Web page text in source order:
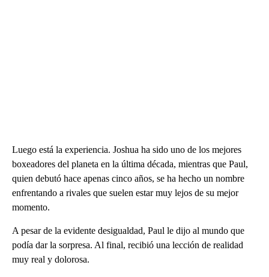
Luego está la experiencia. Joshua ha sido uno de los mejores
boxeadores del planeta en la última década, mientras que Paul,
quien debutó hace apenas cinco años, se ha hecho un nombre
enfrentando a rivales que suelen estar muy lejos de su mejor
momento.
A pesar de la evidente desigualdad, Paul le dijo al mundo que
podía dar la sorpresa. Al final, recibió una lección de realidad
muy real y dolorosa.